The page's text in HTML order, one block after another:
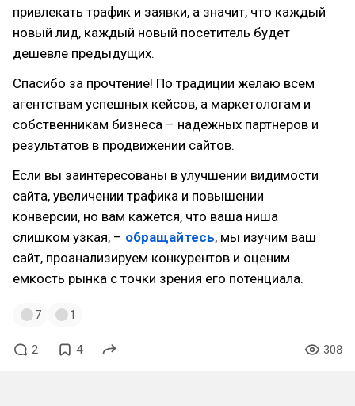
привлекать трафик и заявки, а значит, что каждый
новый лид, каждый новый посетитель будет
дешевле предыдущих.
Спасибо за прочтение! По традиции желаю всем
агентствам успешных кейсов, а маркетологам и
собственникам бизнеса – надежных партнеров и
результатов в продвижении сайтов.
Если вы заинтересованы в улучшении видимости
сайта, увеличении трафика и повышении
конверсии, но вам кажется, что ваша ниша
слишком узкая, – обращайтесь, мы изучим ваш
сайт, проанализируем конкурентов и оценим
емкость рынка с точки зрения его потенциала.
7 1
2 4 308